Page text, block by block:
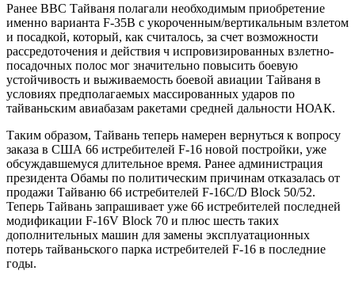
Ранее ВВС Тайваня полагали необходимым приобретение
именно варианта F-35B с укороченным/вертикальным взлетом
и посадкой, который, как считалось, за счет возможности
рассредоточения и действия ч испровизированных взлетно-
посадочных полос мог значительно повысить боевую
устойчивость и выживаемость боевой авиации Тайваня в
условиях предполагаемых массированных ударов по
тайваньским авиабазам ракетами средней дальности НОАК.
Таким образом, Тайвань теперь намерен вернуться к вопросу
заказа в США 66 истребителей F-16 новой постройки, уже
обсуждавшемуся длительное время. Ранее администрация
президента Обамы по политическим причинам отказалась от
продажи Тайваню 66 истребителей F-16C/D Block 50/52.
Теперь Тайвань запрашивает уже 66 истребителей последней
модификации F-16V Block 70 и плюс шесть таких
дополнительных машин для замены эксплуатационных
потерь тайваньского парка истребителей F-16 в последние
годы.